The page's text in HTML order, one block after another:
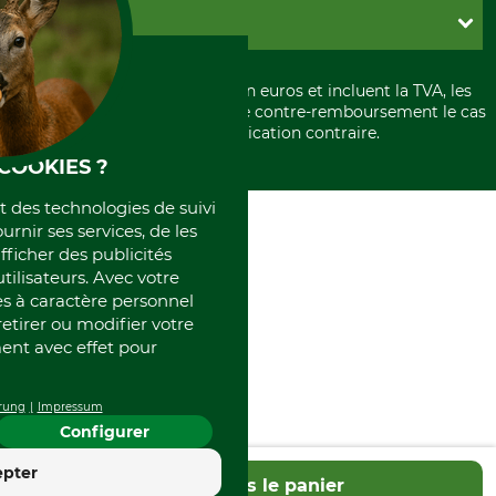
Dans le panier
Paramètres des cookies
Conditions d'annulation
Formulaire de rétraction
Politique de confidentialité
Élimination et environnement
Rétractation de votre commande
PayPal
Carte de crédit
Paiement á l'avance
GRUBE KG
Histoire
International
Portrait
Qui sommes-nous
Tous les prix sont exprimés en euros et incluent la TVA, les
frais d'expédition et les frais de contre-remboursement le cas
échéant, sauf indication contraire.
?
des technologies de suivi
ses services, de les
des publicités
Avec votre
à caractère personnel
ou modifier votre
avec effet pour
Impressum
Configurer